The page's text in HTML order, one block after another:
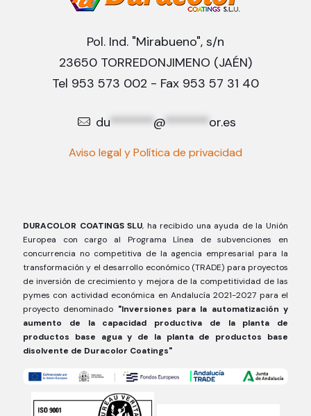
Pol. Ind. "Mirabueno", s/n
23650 TORREDONJIMENO (JAÉN)
Tel 953 573 002 - Fax 953 57 31 40
du*******@******* or.es
Aviso legal y Política de privacidad
DURACOLOR COATINGS SLU, ha recibido una ayuda de la Unión
Europea con cargo al Programa Línea de subvenciones en
concurrencia no competitiva de la agencia empresarial para la
transformación y el desarrollo económico (TRADE) para proyectos
de inversión de crecimiento y mejora de la competitividad de las
pymes con actividad económica en Andalucía 2021-2027 para el
proyecto denominado "Inversiones para la automatización y
aumento de la capacidad productiva de la planta de
productos base agua y de la planta de productos base
disolvente de Duracolor Coatings"